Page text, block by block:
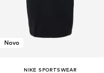
Novo
NIKE SPORTSWEAR